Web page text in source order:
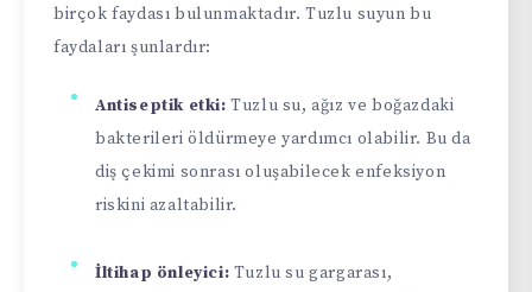
birçok faydası bulunmaktadır. Tuzlu suyun bu
faydaları şunlardır:
Antiseptik etki: Tuzlu su, ağız ve boğazdaki
bakterileri öldürmeye yardımcı olabilir. Bu da
diş çekimi sonrası oluşabilecek enfeksiyon
riskini azaltabilir.
İltihap önleyici: Tuzlu su gargarası,